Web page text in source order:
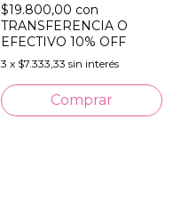
$19.800,00 con
TRANSFERENCIA O
EFECTIVO 10% OFF
3 x $7.333,33 sin interés